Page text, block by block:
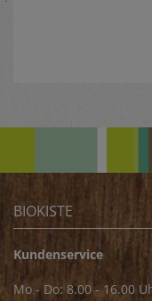
BIOKISTE
Kundenservice
Mo - Do: 8.00 - 16.00